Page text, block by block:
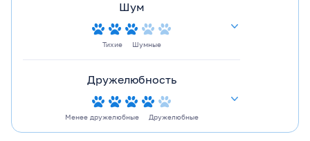
Шум
Тихие Шумные
Дружелюбность
Менее дружелюбные Дружелюбные